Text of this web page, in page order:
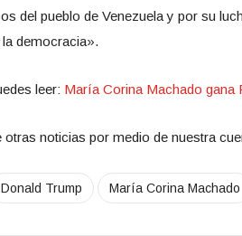
del pueblo de Venezuela y por su
democracia».
leer: María Corina Machado gana
otras noticias por medio de nuestra
Donald Trump María Corina Machado